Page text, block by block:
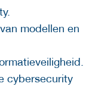
modellen en
cybersecurity